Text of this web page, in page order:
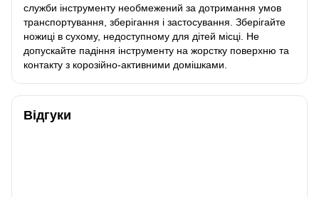
служби інструменту необмежений за дотримання умов
транспортування, зберігання і застосування. Зберігайте
ножиці в сухому, недоступному для дітей місці. Не
допускайте падіння інструменту на жорстку поверхню та
контакту з корозійно-активними домішками.
Відгуки